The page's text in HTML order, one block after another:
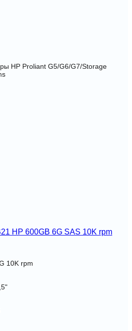
HP Proliant G5/G6/G7/Storage
HP 600GB 6G SAS 10K rpm
10K rpm